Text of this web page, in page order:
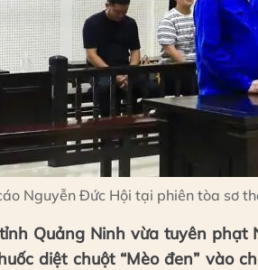
Nguyễn Đức Hội tại phiên tòa sơ
Quảng Ninh vừa tuyên
diệt chuột “Mèo đen” vào